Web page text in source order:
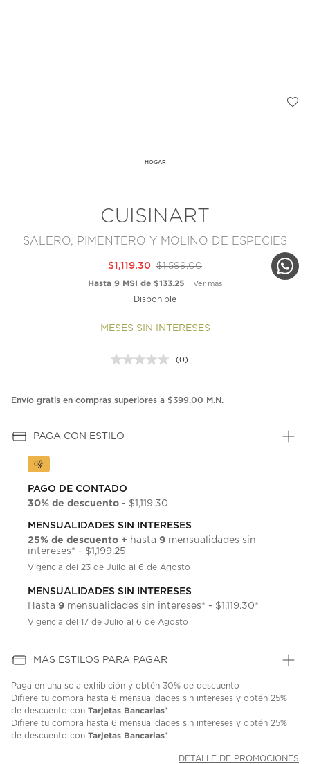
HOGAR
CUISINART
SALERO, PIMENTERO Y MOLINO DE ESPECIES
$1,599.00
$1,119.30
Hasta 9 MSI de $133.25 Ver más
Disponible
MESES SIN INTERESES
Sin
en
(0)
Envío gratis en compras superiores a $399.00 M.N.
PAGA CON ESTILO
PAGO DE CONTADO
30% de descuento - $1,119.30
MENSUALIDADES SIN INTERESES
25% de descuento + hasta 9 mensualidades sin
intereses* - $1,199.25
Vigencia del 23 de Julio al 6 de Agosto
MENSUALIDADES SIN INTERESES
Hasta 9 mensualidades sin intereses* - $1,119.30*
Vigencia del 17 de Julio al 6 de Agosto
MÁS ESTILOS PARA PAGAR
Paga en una sola exhibición y obtén 30% de descuento
Difiere tu compra hasta 6 mensualidades sin intereses y obtén 25%
de descuento con Tarjetas Bancarias*
Difiere tu compra hasta 6 mensualidades sin intereses y obtén 25%
de descuento con Tarjetas Bancarias*
DETALLE DE PROMOCIONES